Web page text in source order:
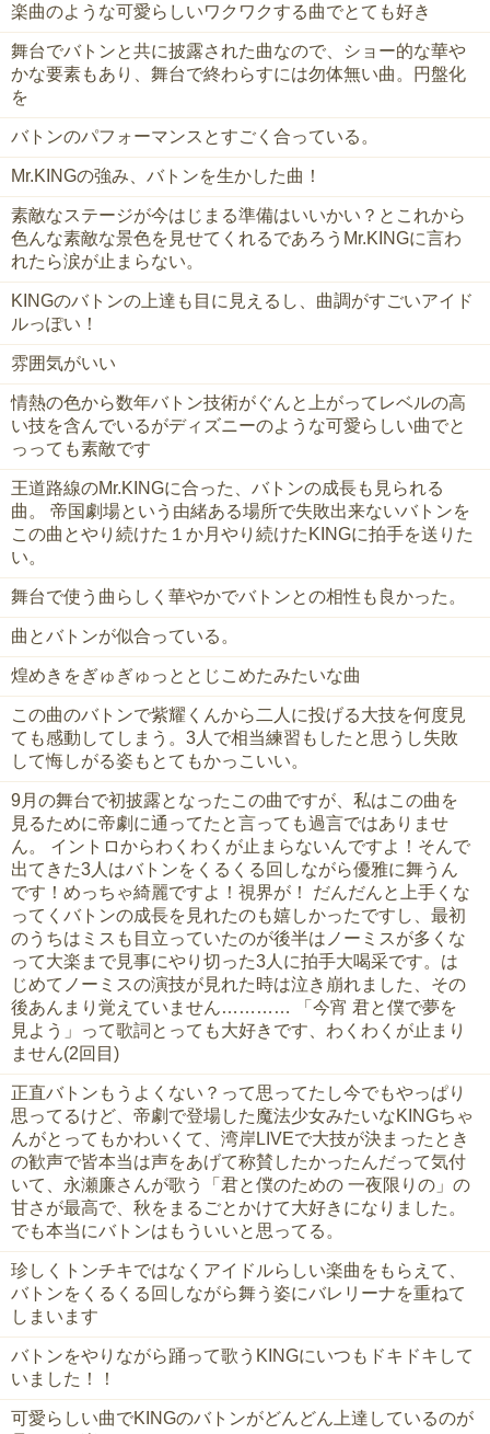
楽曲のような可愛らしいワクワクする曲でとても好き
舞台でバトンと共に披露された曲なので、ショー的な華や
かな要素もあり、舞台で終わらすには勿体無い曲。円盤化
を
バトンのパフォーマンスとすごく合っている。
Mr.KINGの強み、バトンを生かした曲！
素敵なステージが今はじまる準備はいいかい？とこれから
色んな素敵な景色を見せてくれるであろうMr.KINGに言わ
れたら涙が止まらない。
KINGのバトンの上達も目に見えるし、曲調がすごいアイド
ルっぽい！
雰囲気がいい
情熱の色から数年バトン技術がぐんと上がってレベルの高
い技を含んでいるがディズニーのような可愛らしい曲でと
っっても素敵です
王道路線のMr.KINGに合った、バトンの成長も見られる
曲。 帝国劇場という由緒ある場所で失敗出来ないバトンを
この曲とやり続けた１か月やり続けたKINGに拍手を送りた
い。
舞台で使う曲らしく華やかでバトンとの相性も良かった。
曲とバトンが似合っている。
煌めきをぎゅぎゅっととじこめたみたいな曲
この曲のバトンで紫耀くんから二人に投げる大技を何度見
ても感動してしまう。3人で相当練習もしたと思うし失敗
して悔しがる姿もとてもかっこいい。
9月の舞台で初披露となったこの曲ですが、私はこの曲を
見るために帝劇に通ってたと言っても過言ではありませ
ん。 イントロからわくわくが止まらないんですよ！そんで
出てきた3人はバトンをくるくる回しながら優雅に舞うん
です！めっちゃ綺麗ですよ！視界が！ だんだんと上手くな
ってくバトンの成長を見れたのも嬉しかったですし、最初
のうちはミスも目立っていたのが後半はノーミスが多くな
って大楽まで見事にやり切った3人に拍手大喝采です。は
じめてノーミスの演技が見れた時は泣き崩れました、その
後あんまり覚えていません………… 「今宵 君と僕で夢を
見よう」って歌詞とっても大好きです、わくわくが止まり
ません(2回目)
正直バトンもうよくない？って思ってたし今でもやっぱり
思ってるけど、帝劇で登場した魔法少女みたいなKINGちゃ
んがとってもかわいくて、湾岸LIVEで大技が決まったとき
の歓声で皆本当は声をあげて称賛したかったんだって気付
いて、永瀬廉さんが歌う「君と僕のための 一夜限りの」の
甘さが最高で、秋をまるごとかけて大好きになりました。
でも本当にバトンはもういいと思ってる。
珍しくトンチキではなくアイドルらしい楽曲をもらえて、
バトンをくるくる回しながら舞う姿にバレリーナを重ねて
しまいます
バトンをやりながら踊って歌うKINGにいつもドキドキして
いました！！
可愛らしい曲でKINGのバトンがどんどん上達しているのが